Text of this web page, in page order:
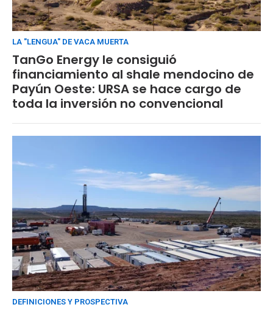
LA "LENGUA" DE VACA MUERTA
TanGo Energy le consiguió
financiamiento al shale mendocino de
Payún Oeste: URSA se hace cargo de
toda la inversión no convencional
DEFINICIONES Y PROSPECTIVA